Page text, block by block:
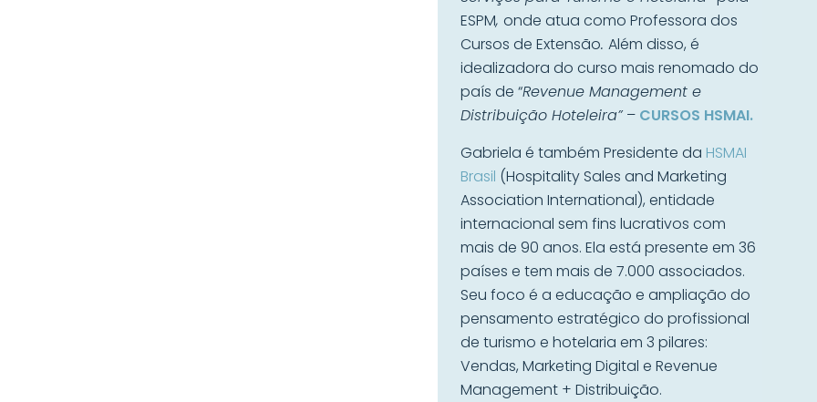
ESPM, onde atua como Professora dos
Cursos de Extensão. Além disso, é
idealizadora do curso mais renomado do
país de “Revenue Management e
Distribuição Hoteleira”– CURSOS HSMAI.
Gabriela é também Presidente da HSMAI
Brasil (Hospitality Sales and Marketing
Association International), entidade
internacional sem fins lucrativos com
mais de 90 anos. Ela está presente em 36
países e tem mais de 7.000 associados.
Seu foco é a educação e ampliação do
pensamento estratégico do profissional
de turismo e hotelaria em 3 pilares:
Vendas, Marketing Digital e Revenue
Management + Distribuição.